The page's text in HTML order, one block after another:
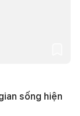
sống hiện